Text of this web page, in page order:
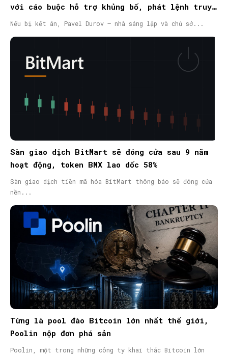
với cáo buộc hỗ trợ khủng bố, phát lệnh truy
nã quốc tế
Nếu bị kết án, Pavel Durov – nhà sáng lập và chủ sở...
Sàn giao dịch BitMart sẽ đóng cửa sau 9 năm
hoạt động, token BMX lao dốc 58%
Sàn giao dịch tiền mã hóa BitMart thông báo sẽ đóng cửa
nền...
Từng là pool đào Bitcoin lớn nhất thế giới,
Poolin nộp đơn phá sản
Poolin, một trong những công ty khai thác Bitcoin lớn